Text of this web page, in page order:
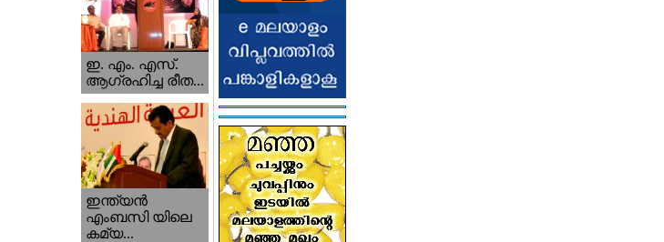
ഇ. എം. എസ്.
ആഗ്രഹിച്ച രീത...
ഇന്ത്യന്‍
എംബസി യിലെ
കമ്യ...